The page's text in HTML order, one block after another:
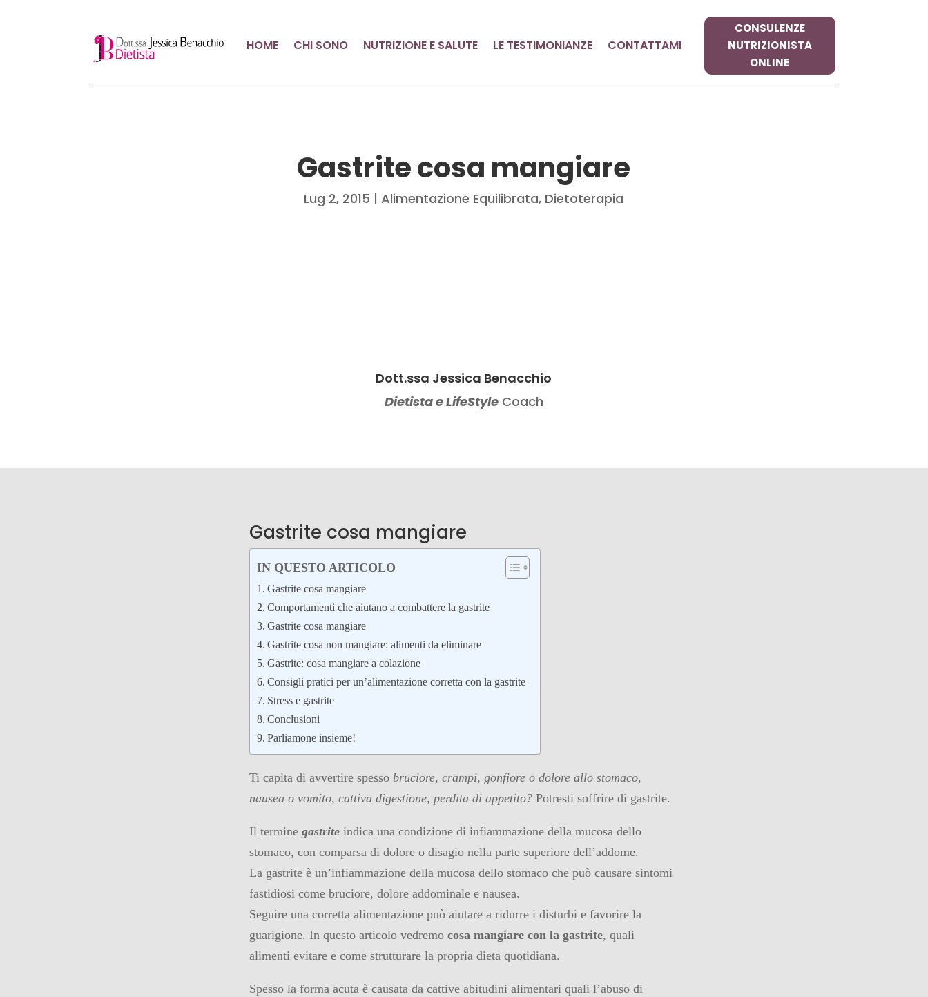
HOME CHI SONO NUTRIZIONE E SALUTE LE TESTIMONIANZE CONTATTAMI
CONSULENZE
NUTRIZIONISTA
ONLINE
Gastrite cosa mangiare
Lug 2, 2015 |Alimentazione Equilibrata, Dietoterapia
Dott.ssa Jessica Benacchio
Dietista e LifeStyleCoach
Gastrite cosa mangiare
IN QUESTO ARTICOLO
Gastrite cosa mangiare
Comportamenti che aiutano a combattere la gastrite
Gastrite cosa mangiare
Gastrite cosa non mangiare: alimenti da eliminare
Gastrite: cosa mangiare a colazione
Consigli pratici per un’alimentazione corretta con la gastrite
Stress e gastrite
Conclusioni
Parliamone insieme!
Ti capita di avvertire spessobruciore, crampi, gonfiore o dolore allo stomaco,
nausea o vomito, cattiva digestione, perdita di appetito?Potresti soffrire di gastrite.
Il terminegastrite indica una condizione di infiammazione della mucosa dello
stomaco, con comparsa di dolore o disagio nella parte superiore dell’addome.
La gastrite è un’infiammazione della mucosa dello stomaco che può causare sintomi
fastidiosi come bruciore, dolore addominale e nausea.
Seguire una corretta alimentazione può aiutare a ridurre i disturbi e favorire la
guarigione. In questo articolo vedremocosa mangiare con la gastrite, quali
alimenti evitare e come strutturare la propria dieta quotidiana.
Spesso la forma acuta è causata da cattive abitudini alimentari quali l’abuso di